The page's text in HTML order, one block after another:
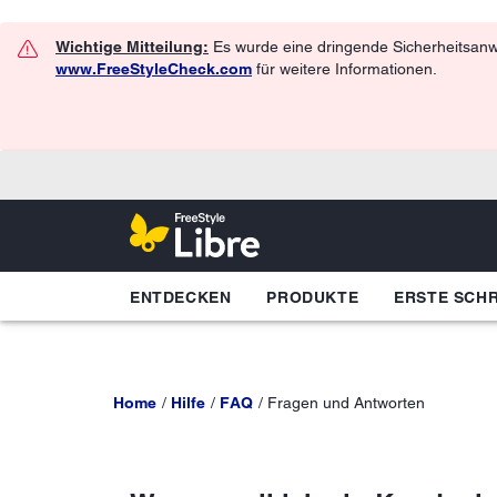
Wichtige Mitteilung: Es wurde eine dringende
www.FreeStyleCheck.com für weitere Informationen.
ENTDECKEN PRODUKTE ERSTE
Home Hilfe FAQ Fragen und Antworten